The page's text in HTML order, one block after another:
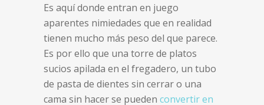
Es aquí donde entran en juego
aparentes nimiedades que en realidad
tienen mucho más peso del que parece.
Es por ello que una torre de platos
sucios apilada en el fregadero, un tubo
de pasta de dientes sin cerrar o una
cama sin hacer se pueden convertir en